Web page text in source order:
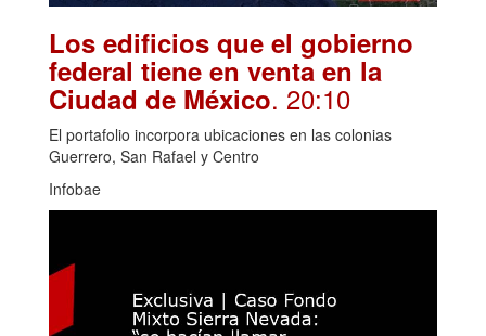
Los edificios que el gobierno
federal tiene en venta en la
Ciudad de México. 20:10
El portafolio incorpora ubicaciones en las colonias
Guerrero, San Rafael y Centro
Infobae